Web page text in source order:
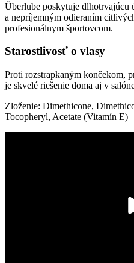
Überlube poskytuje dlhotrvajúcu
a nepríjemným odieraním
profesionálnym športovcom.
Starostlivosť o vlasy
Proti rozstrapkaným končekom,
je skvelé riešenie doma aj v
Zloženie: Dimethicone,
Tocopheryl, Acetate (Vitamín E)